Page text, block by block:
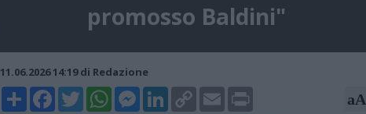
promosso Baldini"
11.06.2026 14:19 di Redazione
ShareFacebookTwitterWhatsAppMessenger
LinkedIn
Copy
Link
Email Print aA